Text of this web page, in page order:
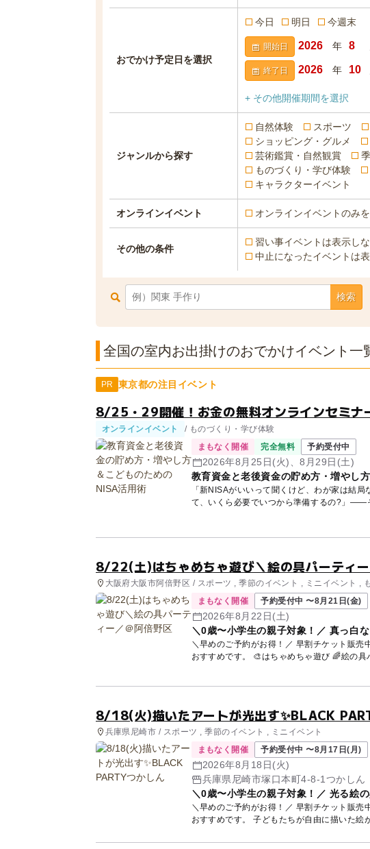
おでかけ予定日を選択
今日 明日 今週末
開始日 年
終了日 年
+ その他開催期間を選択
ジャンルから探す
自然体験 スポーツ
ショッピング・グルメ
芸術鑑賞・自然観賞
ものづくり・学び体験
キャラクターイベント
オンラインイベント オンラインイベントのみ
その他の条件
習い事イベントは表示し
中止になったイベントは
検索
全国の室内お出掛けのおでかけイベント一
PR 東京都の注目イベント
8/25・29開催！お金の無料オンラインセミナ
オンラインイベント / ものづくり・学び体験
まもなく開催 完全無料 予約受付中
2026年8月25日(火)、8月29日(土)
教育資金と老後資金の貯め方・増やし
「新NISAがいいって聞くけど、わが家は結
て、いくら必要でいつから準備するの?」——
8/22(土)はちゃめちゃ遊び＼絵の具パーティ
大阪府大阪市阿倍野区 / スポーツ , 季節のイベント , ミニイベント ,
まもなく開催 予約受付中 〜8月21日(金)
2026年8月22日(土)
＼0歳〜小学生の親子対象！／ 真っ白
＼早めのご予約がお得！／ 早割チケット販売
8/18(火)描いたアートが光出す✨BLACK
兵庫県尼崎市 / スポーツ , 季節のイベント , ミニイベント
まもなく開催 予約受付中 〜8月17日(月)
2026年8月18日(火)
兵庫県尼崎市塚口本町4-8-1つかし
＼0歳〜小学生の親子対象！／ 光る絵
＼早めのご予約がお得！／ 早割チケット販売
おすすめです。 子どもたちが自由に